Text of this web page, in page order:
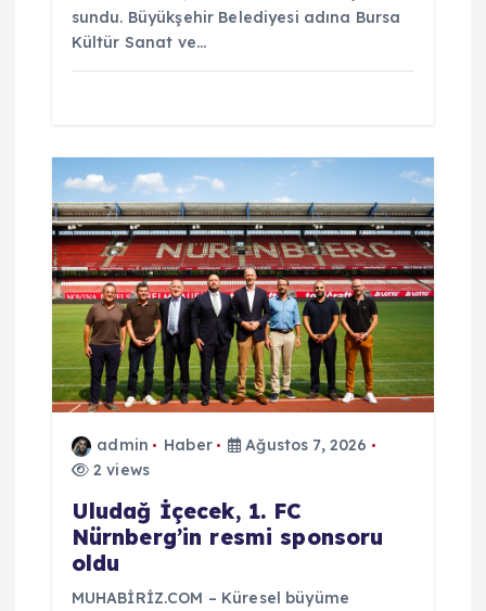
sundu. Büyükşehir Belediyesi adına Bursa
Kültür Sanat ve…
admin Haber
Ağustos 7, 2026
2 views
Uludağ İçecek, 1. FC
Nürnberg’in resmi sponsoru
oldu
MUHABİRİZ.COM – Küresel büyüme